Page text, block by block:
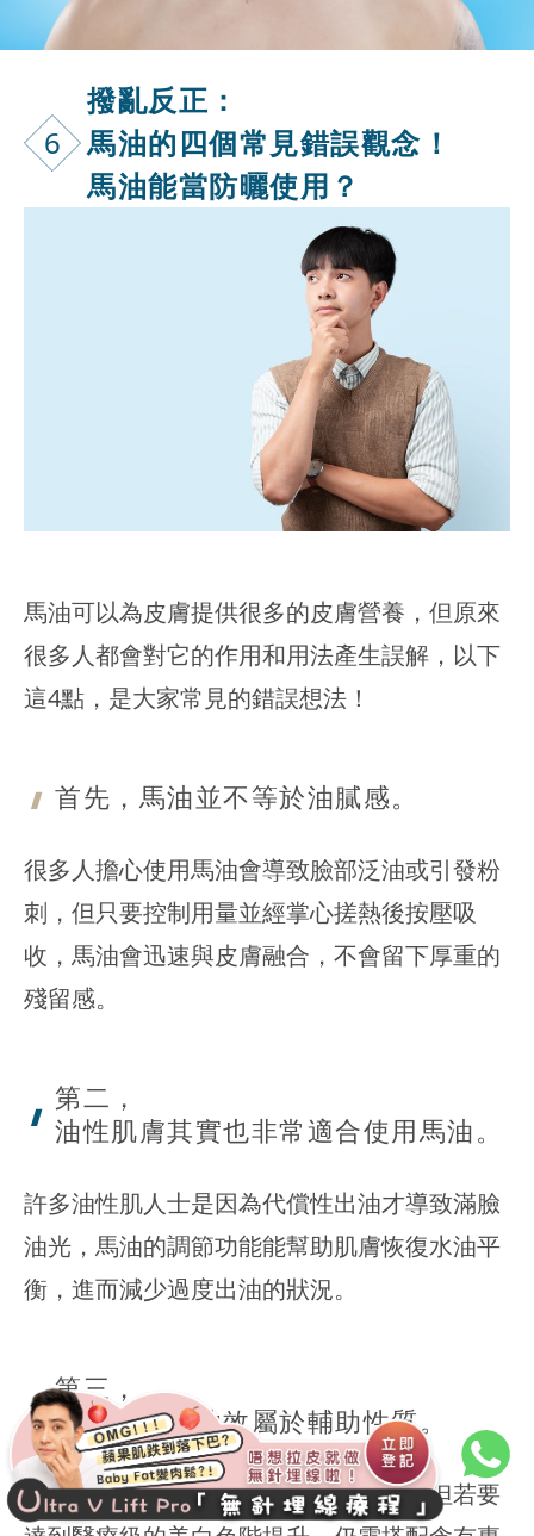
6
撥亂反正：
馬油的四個常見錯誤觀念！
馬油能當防曬使用？
馬油可以為皮膚提供很多的皮膚營養，但原來
很多人都會對它的作用和用法產生誤解，以下
這4點，是大家常見的錯誤想法！
首先，馬油並不等於油膩感。
很多人擔心使用馬油會導致臉部泛油或引發粉
刺，但只要控制用量並經掌心搓熱後按壓吸
收，馬油會迅速與皮膚融合，不會留下厚重的
殘留感。
第二，
油性肌膚其實也非常適合使用馬油。
許多油性肌人士是因為代償性出油才導致滿臉
油光，馬油的調節功能能幫助肌膚恢復水油平
衡，進而減少過度出油的狀況。
第三，
馬油的美白功效屬於輔助性質。
雖然它能提升肌膚透亮度與淡化印痕，但若要